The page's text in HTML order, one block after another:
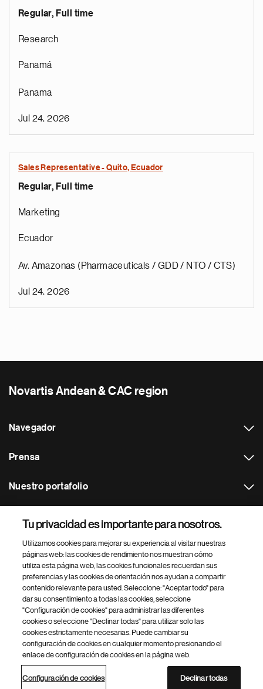
Regular, Full time
Research
Panamá
Panama
Jul 24, 2026
Sales Representative - Quito, Ecuador
Regular, Full time
Marketing
Ecuador
Av. Amazonas (Pharmaceuticals / GDD / NTO / CTS)
Jul 24, 2026
Novartis Andean & CAC region
Navegador
Prensa
Nuestro portafolio
Footer Site Search
inferior
del
© 2026 Novartis AG
Política de privacidad Términos de uso
Accesibilidad
Configuración de cookies
Mapa del sitio
Tu privacidad es importante para nosotros.
Utilizamos cookies para mejorar su experiencia al visitar nuestras
páginas web: las cookies de rendimiento nos muestran cómo
utiliza esta página web, las cookies funcionales recuerdan sus
preferencias y las cookies de orientación nos ayudan a compartir
contenido relevante para usted. Seleccione: "Aceptar todo" para
dar su consentimiento a todas las cookies, seleccione
"Configuración de cookies" para administrar las diferentes
cookies o seleccione "Declinar todas" para utilizar solo las
cookies estrictamente necesarias. Puede cambiar su
configuración de cookies en cualquier momento presionando el
enlace de configuración de cookies en la página web.
Configuración de cookies Declinar todas